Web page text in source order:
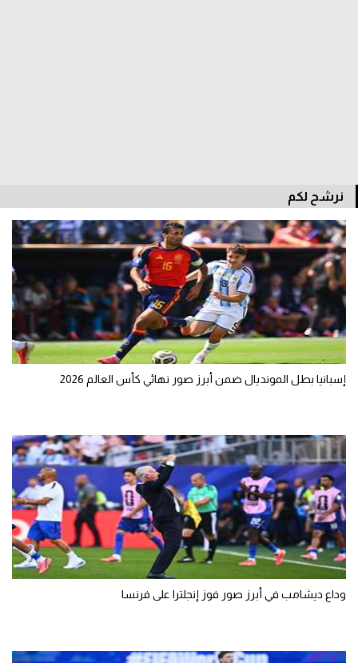
أقسام خاصة
ميركاتو
تحقيق في الجول
تقرير في الجول
تحليل في الجول
حكايات في الجول
فيديو في الجول
نرشح لكم
إسبانيا بطل المونديال ضمن أبرز صور نهائي كأس العالم 2026
وداع ديشامب في أبرز صور فوز إنجلترا على فرنسا